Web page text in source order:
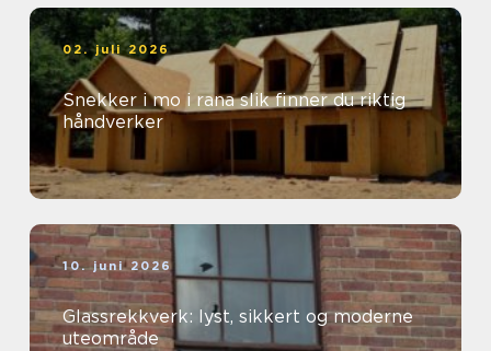
02. juli 2026
Snekker i mo i rana slik finner du riktig
håndverker
10. juni 2026
Glassrekkverk: lyst, sikkert og moderne
uteområde